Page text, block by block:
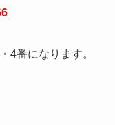
4番になります。